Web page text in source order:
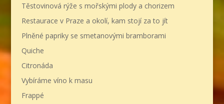
Těstovinová rýže s mořskými plody a chorizem
Restaurace v Praze a okolí, kam stojí za to jít
Plněné papriky se smetanovými bramborami
Quiche
Citronáda
Vybíráme víno k masu
Frappé